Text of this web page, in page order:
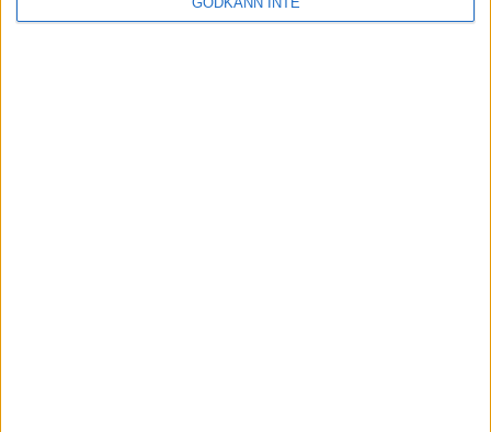
118 60 Stockholm